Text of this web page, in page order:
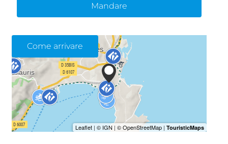
Mandare
Come arrivare